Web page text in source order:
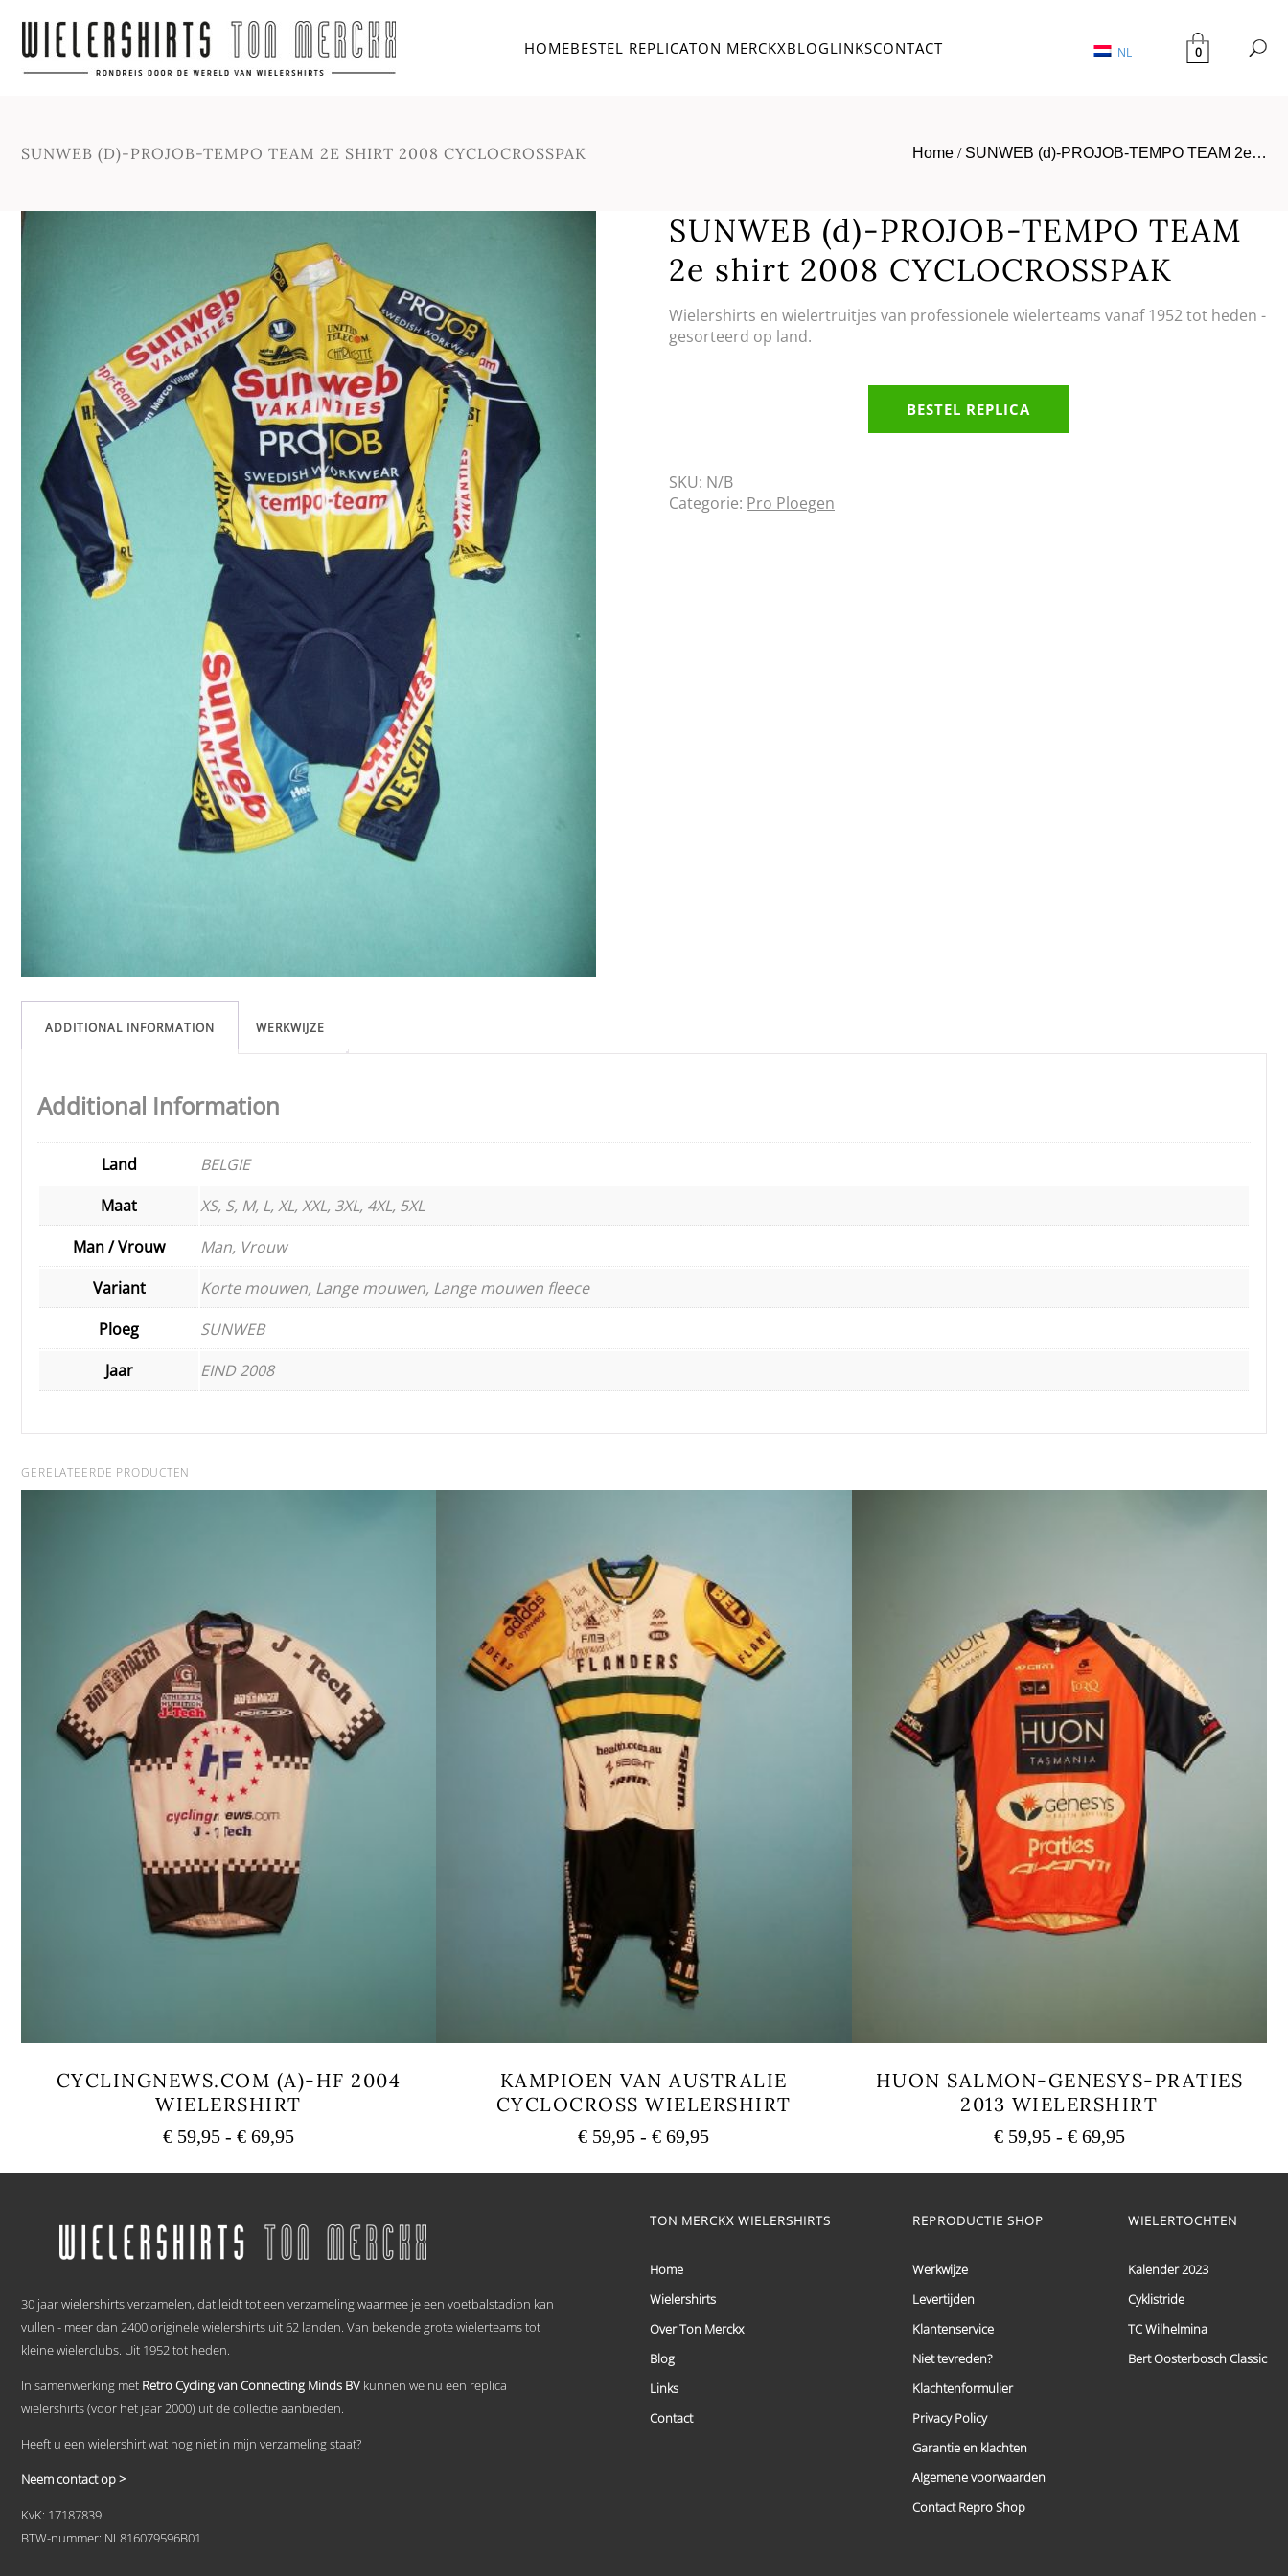
HOMEBESTEL REPLICATON MERCKXBLOGLINKSCONTACT NL 0
SUNWEB (D)-PROJOB-TEMPO TEAM 2E SHIRT 2008 CYCLOCROSSPAK Home / SUNWEB (d)-PROJOB-TEMPO TEAM 2e…
SUNWEB (d)-PROJOB-TEMPO TEAM
2e shirt 2008 CYCLOCROSSPAK
Wielershirts en wielertruitjes van professionele wielerteams vanaf 1952 tot heden -
gesorteerd op land.
BESTEL REPLICA
SKU: N/B
Categorie: Pro Ploegen
ADDITIONAL INFORMATION WERKWIJZE
Additional Information
Land
BELGIE
Maat
XS, S, M, L, XL, XXL, 3XL, 4XL, 5XL
Man / Vrouw
Man, Vrouw
Variant
Korte mouwen, Lange mouwen, Lange mouwen fleece
Ploeg
SUNWEB
Jaar
EIND 2008
GERELATEERDE PRODUCTEN
CYCLINGNEWS.COM (A)-HF 2004
WIELERSHIRT
€ 59,95 - € 69,95Prijsklasse:
tot
variaties.
Deze
gekozen
worden
op
de
KAMPIOEN VAN AUSTRALIE
CYCLOCROSS WIELERSHIRT
€ 59,95 - € 69,95Prijsklasse:
tot
meerdere
optie
gekozen
worden
op
de
productpagina
HUON SALMON-GENESYS-PRATIES
2013 WIELERSHIRT
€59,95 - €69,95Prijsklasse:
tot
30 jaar wielershirts verzamelen, dat leidt tot een verzameling waarmee je een voetbalstadion kan
vullen - meer dan 2400 originele wielershirts uit 62 landen. Van bekende grote wielerteams tot
kleine wielerclubs. Uit 1952 tot heden.
In samenwerking met Retro Cycling van Connecting Minds BV kunnen we nu een replica
wielershirts (voor het jaar 2000) uit de collectie aanbieden.
Heeft u een wielershirt wat nog niet in mijn verzameling staat?
Neem contact op >
KvK: 17187839
BTW-nummer: NL816079596B01
TON MERCKX WIELERSHIRTS
Home
Wielershirts
Over Ton Merckx
Blog
Links
Contact
REPRODUCTIE SHOP
Werkwijze
Levertijden
Klantenservice
Niet tevreden?
Klachtenformulier
Privacy Policy
Garantie en klachten
Algemene voorwaarden
Contact Repro Shop
WIELERTOCHTEN
Kalender 2023
Cyklistride
TC Wilhelmina
Bert Oosterbosch Classic